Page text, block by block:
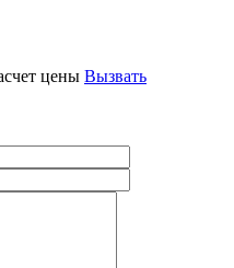
цены Вызвать